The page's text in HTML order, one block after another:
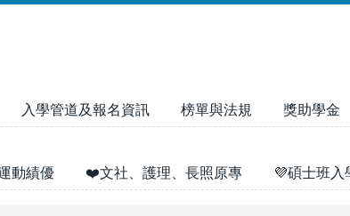
入學管道及報名資訊 榜單與法規 獎助學金
動績優 ❤️文社、護理、長照原專 💜碩士班入